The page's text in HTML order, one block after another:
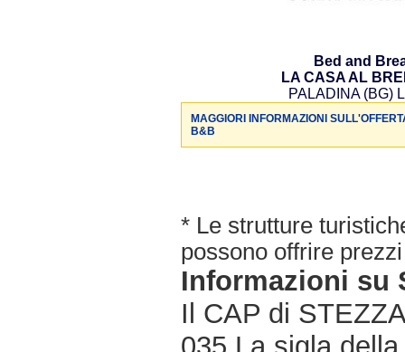
Bed and
LA CASA AL
PALADINA (BG)
MAGGIORI INFORMAZIONI
B&B
* Le strutture
possono offrire
Informazioni su
Il CAP di